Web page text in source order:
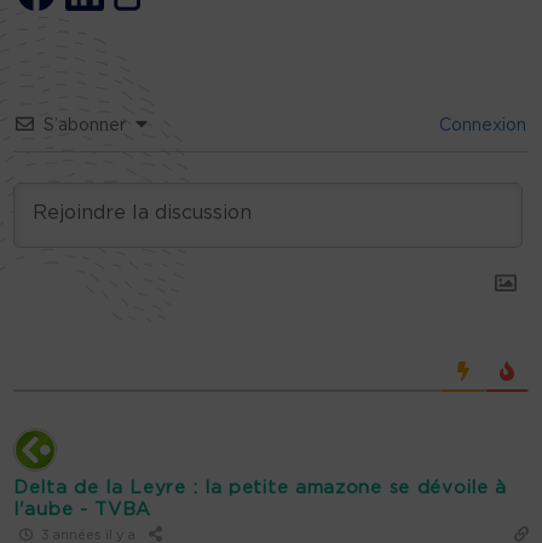
S’abonner Connexion
Delta de la Leyre : la petite amazone se dévoile à
l'aube - TVBA
3 années il y a